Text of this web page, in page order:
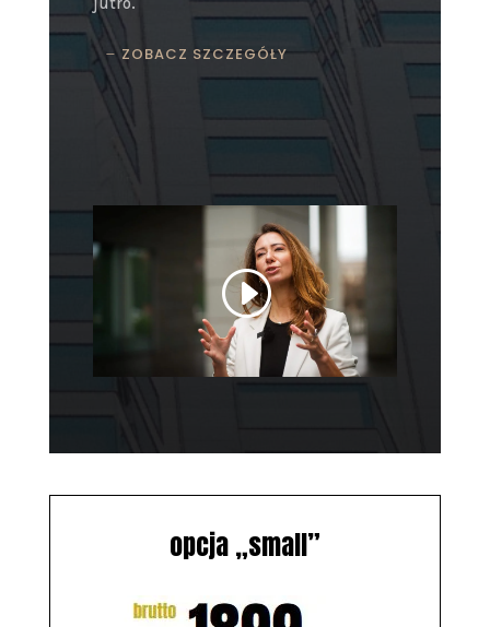
ZOBACZ SZCZEGÓŁY
opcja „small”